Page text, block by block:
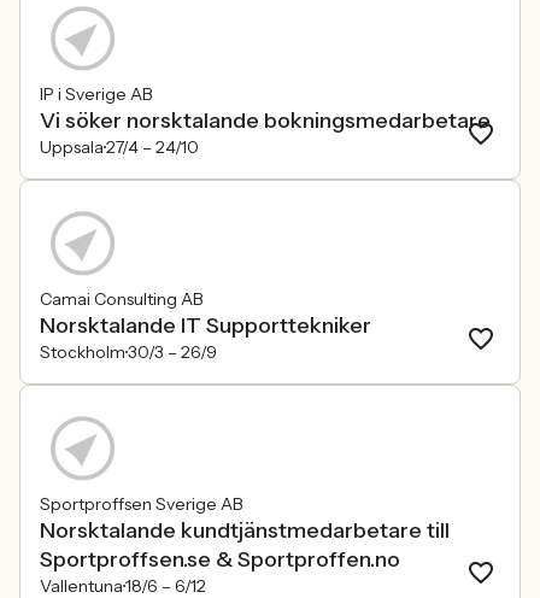
IP i Sverige AB
Vi söker norsktalande bokningsmedarbetare
Uppsala27/4 – 24/10
Camai Consulting AB
Norsktalande IT Supporttekniker
Stockholm30/3 – 26/9
Sportproffsen Sverige AB
Norsktalande kundtjänstmedarbetare till
Sportproffsen.se & Sportproffen.no
Vallentuna18/6 – 6/12